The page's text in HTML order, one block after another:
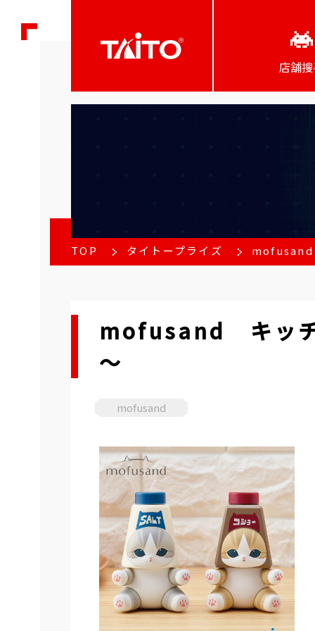
店舖
TOP タイトープライズ mofusand
mofusand キッチ
～
mofusand